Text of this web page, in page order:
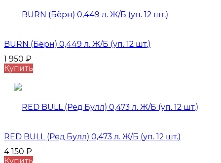
BURN (Бёрн) 0,449 л. Ж/Б (уп. 12 шт.)
1 950 ₽
Купить
RED BULL (Ред Булл) 0,473 л. Ж/Б (уп. 12 шт.)
4 150 ₽
Купить